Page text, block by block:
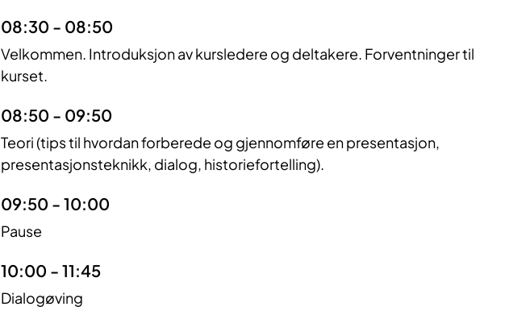
08:30 - 08:50
Velkommen. Introduksjon av kursledere og deltakere. Forventninger til
kurset.
08:50 - 09:50
Teori (tips til hvordan forberede og gjennomføre en presentasjon,
presentasjonsteknikk, dialog, historiefortelling).
09:50 - 10:00
Pause
10:00 - 11:45
Dialogøving